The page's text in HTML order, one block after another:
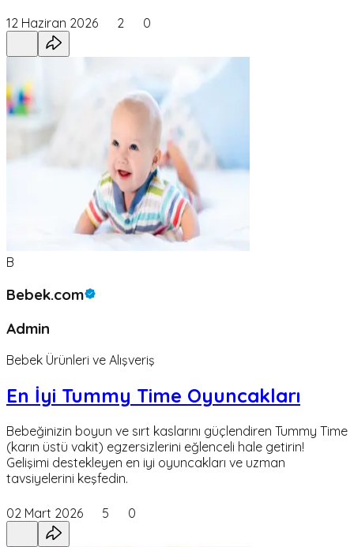
12 Haziran 2026 2 0
B
Bebek.com
Admin
Bebek Ürünleri ve Alışveriş
En İyi Tummy Time Oyuncakları
Bebeğinizin boyun ve sırt kaslarını güçlendiren Tummy Time
(karın üstü vakit) egzersizlerini eğlenceli hale getirin!
Gelişimi destekleyen en iyi oyuncakları ve uzman
tavsiyelerini keşfedin.
02 Mart 2026 5 0